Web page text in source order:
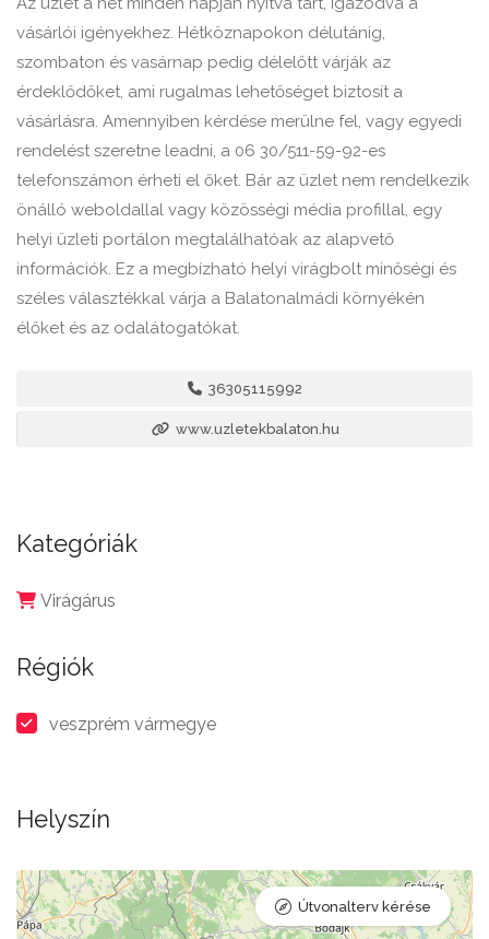
vásárlói igényekhez. Hétköznapokon délutánig,
szombaton és vasárnap pedig délelőtt várják az
érdeklődőket, ami rugalmas lehetőséget biztosít a
vásárlásra. Amennyiben kérdése merülne fel, vagy egyedi
rendelést szeretne leadni, a 06 30/511-59-92-es
telefonszámon érheti el őket. Bár az üzlet nem rendelkezik
önálló weboldallal vagy közösségi média profillal, egy
helyi üzleti portálon megtalálhatóak az alapvető
információk. Ez a megbízható helyi virágbolt minőségi és
széles választékkal várja a Balatonalmádi környékén
élőket és az odalátogatókat.
36305115992
www.uzletekbalaton.hu
Kategóriák
Virágárus
Régiók
veszprém vármegye
Helyszín
Útvonalterv kérése